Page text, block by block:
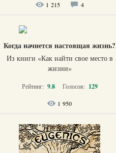
1 215 4
Когда начнется настоящая жизнь?
Из книги «Как найти свое место в
жизни​»
Рейтинг: 9.8 Голосов: 129
1 950